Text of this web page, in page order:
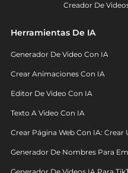
Creador De
Herramientas De IA
Generador De Video Con IA
Crear Animaciones Con IA
Editor De Video Con IA
Texto A Video Con IA
Crear Página Web Con IA:
Generador De Nombres Para